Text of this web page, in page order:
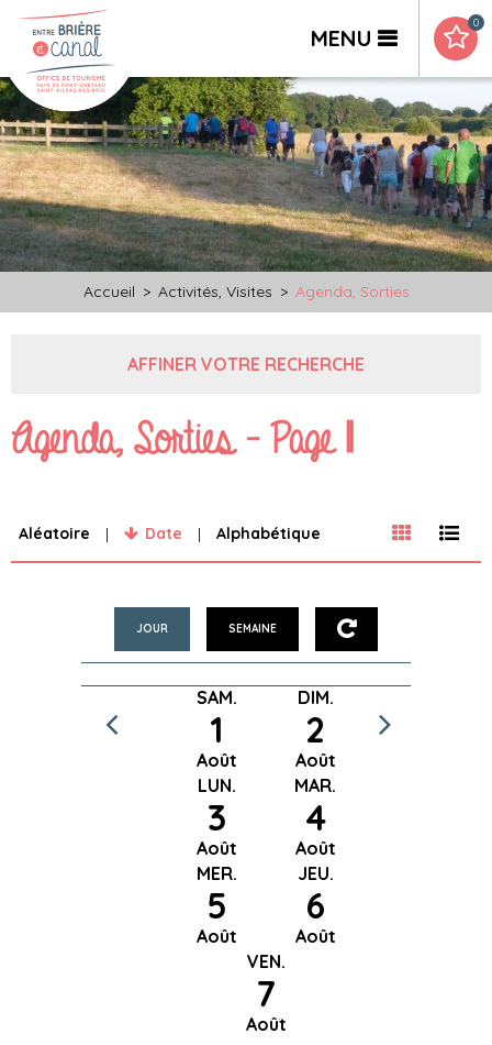
MENU
0
Accueil > Activités, Visites > Agenda, Sorties
AFFINER VOTRE RECHERCHE
Agenda, Sorties - Page 11
Aléatoire Date Alphabétique
JOUR SEMAINE
SAM.
1
Août
DIM.
2
Août
LUN.
3
Août
MAR.
4
Août
MER.
5
Août
JEU.
6
Août
VEN.
7
Août